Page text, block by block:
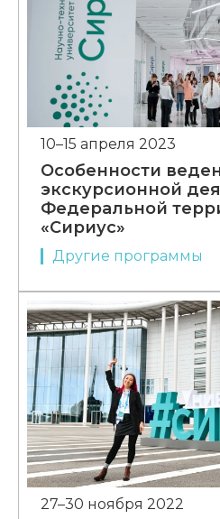
10–15 апреля 2023
Особенности
экскурсионной
Федеральной
«Сириус»
Другие программы
27–30 ноября 2022